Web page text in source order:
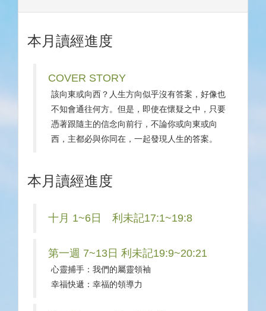
本月讀經進度
COVER STORY
該向東或向西？人生方向似乎沒有答案，好像也
不知會通往何方。但是，即使在懷疑之中，只要
憑著跟隨主的信念向前行，不論你或向東或向
西，主都必與你同在，一起發現人生的答案。
本月讀經進度
十月 1~6日 利未記17:1~19:8
第一週 7~13日 利未記19:9~20:21
心靈捕手：我們的屬靈領袖
幸福快遞：幸福的領導力